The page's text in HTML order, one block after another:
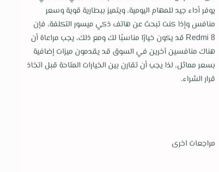
يوفر أداء جيد للمهام اليومية، ويتميز ببطارية قوية وسعر
منافس وإذا كنت تبحث عن هاتف ذكي ميسور التكلفة، فإن
Redmi 8 قد يكون خيارًا مناسبًا لك ومع ذلك، يجب مراعاة أن
هناك منافسين آخرين في السوق قد يقدمون ميزات إضافية
بسعر مماثل، لذا يجب أن تقارن بين الخيارات المتاحة قبل اتخاذ
قرار الشراء.
مراجعات اخرى